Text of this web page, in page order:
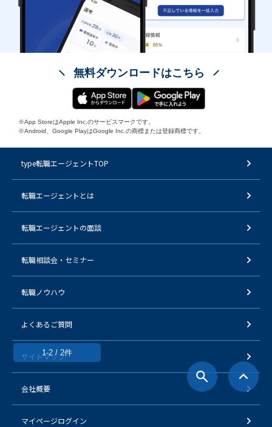
1-2 / 2件
無料ダウンロードはこちら
※App StoreはApple Inc.のサービスマークです。
※Android、Google PlayはGoogle Inc.の商標または登録商標です。
type転職エージェントTOP
転職エージェントとは
転職エージェントの面談
転職相談会・セミナー
転職ノウハウ
よくあるご質問
サイトマップ
会社概要
マイページログイン